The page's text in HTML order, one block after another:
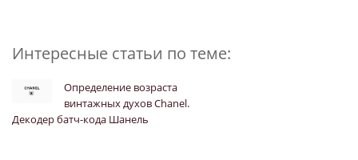
Интересные статьи по теме:
Определение возраста
винтажных духов Chanel.
Декодер батч-кода Шанель